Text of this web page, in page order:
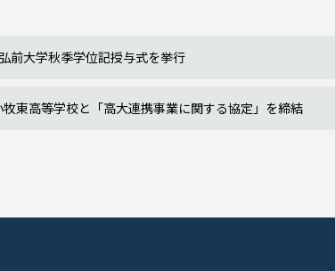
前大学秋季学位記授与式を挙行
東高等学校と「高大連携事業に関する協定」を締結